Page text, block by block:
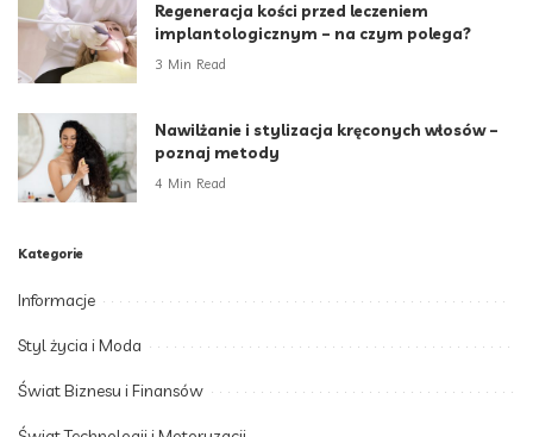
Regeneracja kości przed leczeniem
implantologicznym – na czym polega?
3 Min Read
Nawilżanie i stylizacja kręconych włosów –
poznaj metody
4 Min Read
Kategorie
Informacje
Styl życia i Moda
Świat Biznesu i Finansów